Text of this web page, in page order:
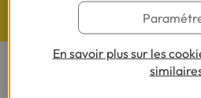
Questions de
Nos études
En savoir plus sur les